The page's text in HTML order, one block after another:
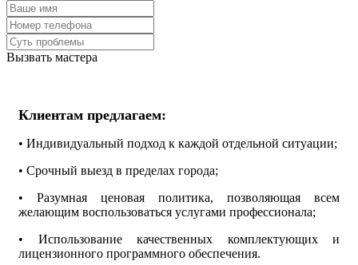
Вызвать мастера
Клиентам предлагаем:
• Индивидуальный подход к каждой отдельной ситуации;
• Срочный выезд в пределах города;
• Разумная ценовая политика, позволяющая всем
желающим воспользоваться услугами профессионала;
• Использование качественных комплектующих и
лицензионного программного обеспечения.